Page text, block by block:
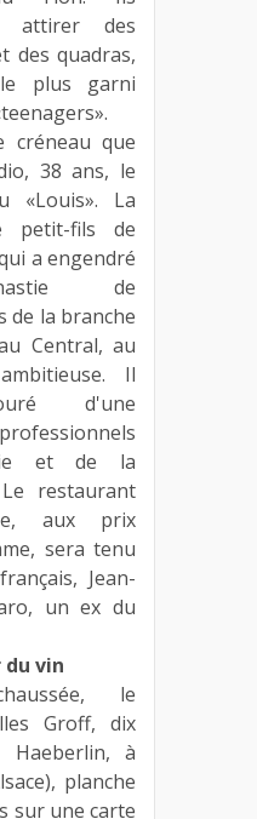
attirer des
des quadras,
plus garni
créneau que
38 ans, le
«Louis». La
petit-fils de
a engendré
de
de la branche
Central, au
Il
d'une
et de la
restaurant
aux prix
sera tenu
Jean-
un ex du
vin
le
Groff, dix
Haeberlin, à
planche
sur une carte